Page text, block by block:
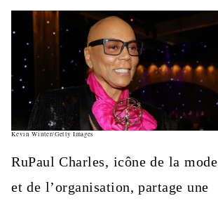
Kevin Winter/Getty Images
RuPaul Charles, icône de la mode
et de l’organisation, partage une